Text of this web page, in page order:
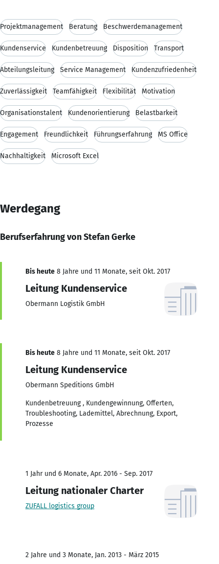
Projektmanagement Beratung Beschwerdemanagement
Kundenservice Kundenbetreuung Disposition Transport
Abteilungsleitung Service Management Kundenzufriedenheit
Zuverlässigkeit Teamfähigkeit Flexibilität Motivation
Organisationstalent Kundenorientierung Belastbarkeit
Engagement Freundlichkeit Führungserfahrung MS Office
Nachhaltigkeit Microsoft Excel
Werdegang
Berufserfahrung von Stefan Gerke
Bis heute 8 Jahre und 11 Monate, seit Okt. 2017
Leitung Kundenservice
Obermann Logistik GmbH
Bis heute 8 Jahre und 11 Monate, seit Okt. 2017
Leitung Kundenservice
Obermann Speditions GmbH
Kundenbetreuung , Kundengewinnung, Offerten,
Troubleshooting, Lademittel, Abrechnung, Export,
Prozesse
1 Jahr und 6 Monate, Apr. 2016 - Sep. 2017
Leitung nationaler Charter
ZUFALL logistics group
2 Jahre und 3 Monate, Jan. 2013 - März 2015